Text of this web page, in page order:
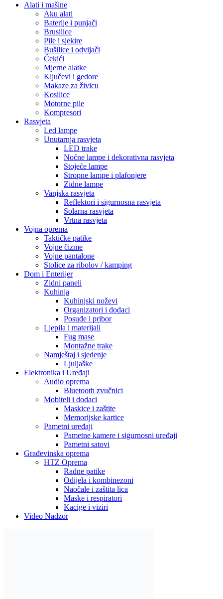
Alati i mašine
Aku alati
Baterije i punjači
Brusilice
Pile i sjekire
Bušilice i odvijači
Čekići
Mjerne alatke
Ključevi i gedore
Makaze za živicu
Kosilice
Motorne pile
Kompresori
Rasvjeta
Led lampe
Unutarnja rasvjeta
LED trake
Noćne lampe i dekorativna rasvjeta
Stojeće lampe
Stropne lampe i plafonjere
Zidne lampe
Vanjska rasvjeta
Reflektori i sigurnosna rasvjeta
Solarna rasvjeta
Vrtna rasvjeta
Vojna oprema
Taktičke patike
Vojne čizme
Vojne pantalone
Stolice za ribolov / kamping
Dom i Enterijer
Zidni paneli
Kuhinja
Kuhinjski noževi
Organizatori i dodaci
Posuđe i pribor
Ljepila i materijali
Fug mase
Montažne trake
Namještaj i sjedenje
Ljuljaške
Elektronika i Uređaji
Audio oprema
Bluetooth zvučnici
Mobiteli i dodaci
Maskice i zaštite
Memorijske kartice
Pametni uređaji
Pametne kamere i sigurnosni uređaji
Pametni satovi
Građevinska oprema
HTZ Oprema
Radne patike
Odijela i kombinezoni
Naočale i zaštita lica
Maske i respiratori
Kacige i viziri
Video Nadzor